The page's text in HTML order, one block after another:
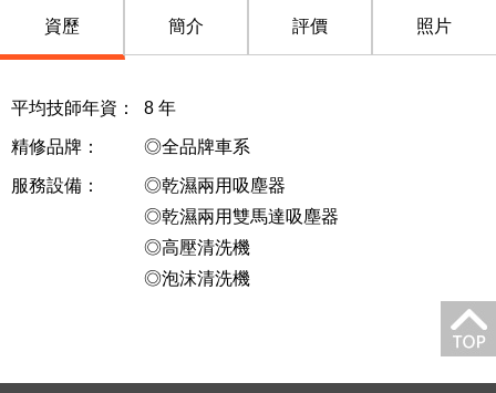
資歷 簡介 評價 照片
平均技師年資： 8 年
精修品牌： ◎全品牌車系
服務設備：
◎乾濕兩用吸塵器
◎乾濕兩用雙馬達吸塵器
◎高壓清洗機
◎泡沫清洗機